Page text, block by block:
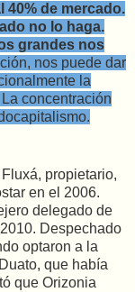
40% de mercado.
no lo haga.
grandes nos
nos puede dar
la
concentración
propietario,
en el 2006.
delegado de
Despechado
optaron a la
que había
que Orizonia